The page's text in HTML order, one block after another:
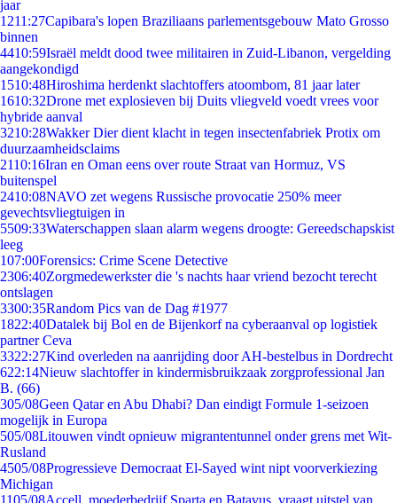
jaar
1211:27Capibara's lopen Braziliaans parlementsgebouw Mato Grosso
binnen
4410:59Israël meldt dood twee militairen in Zuid-Libanon, vergelding
aangekondigd
1510:48Hiroshima herdenkt slachtoffers atoombom, 81 jaar later
1610:32Drone met explosieven bij Duits vliegveld voedt vrees voor
hybride aanval
3210:28Wakker Dier dient klacht in tegen insectenfabriek Protix om
duurzaamheidsclaims
2110:16Iran en Oman eens over route Straat van Hormuz, VS
buitenspel
2410:08NAVO zet wegens Russische provocatie 250% meer
gevechtsvliegtuigen in
5509:33Waterschappen slaan alarm wegens droogte: Gereedschapskist
leeg
107:00Forensics: Crime Scene Detective
2306:40Zorgmedewerkster die 's nachts haar vriend bezocht terecht
ontslagen
3300:35Random Pics van de Dag #1977
1822:40Datalek bij Bol en de Bijenkorf na cyberaanval op logistiek
partner Ceva
3322:27Kind overleden na aanrijding door AH-bestelbus in Dordrecht
622:14Nieuw slachtoffer in kindermisbruikzaak zorgprofessional Jan
B. (66)
305/08Geen Qatar en Abu Dhabi? Dan eindigt Formule 1-seizoen
mogelijk in Europa
505/08Litouwen vindt opnieuw migrantentunnel onder grens met Wit-
Rusland
4505/08Progressieve Democraat El-Sayed wint nipt voorverkiezing
Michigan
1105/08Accell, moederbedrijf Sparta en Batavus, vraagt uitstel van